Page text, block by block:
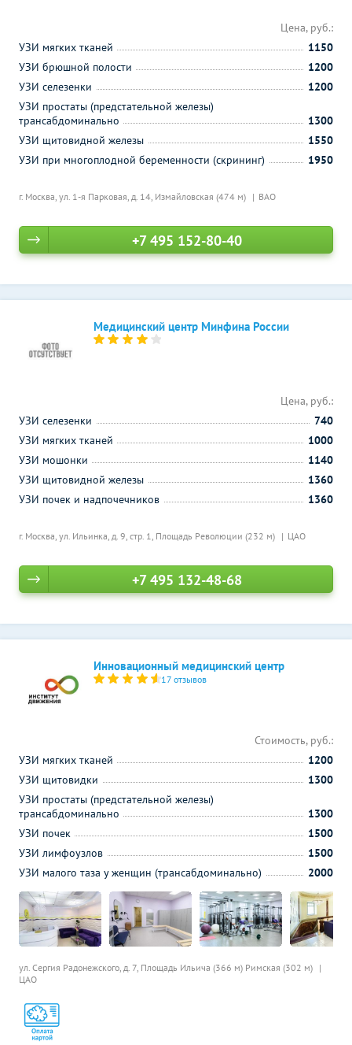
г. Москва, ул. 1-я Парковая, д. 14, Измайловская (474 м) ВАО
Цена, руб.:
УЗИ мягких тканей
1150
УЗИ брюшной полости
1200
УЗИ селезенки
1200
УЗИ простаты (предстательной железы)
трансабдоминально
1300
УЗИ щитовидной железы
1550
УЗИ при многоплодной беременности (скрининг)
1950
+7 495 152-80-40
Медицинский центр Минфина России
г. Москва, ул. Ильинка, д. 9, стр. 1, Площадь Революции (232 м) ЦАО
Цена, руб.:
УЗИ селезенки
740
УЗИ мягких тканей
1000
УЗИ мошонки
1140
УЗИ щитовидной железы
1360
УЗИ почек и надпочечников
1360
+7 495 132-48-68
Инновационный медицинский центр
17 отзывов
ул. Сергия Радонежского, д. 7, Площадь Ильича (366 м) Римская (302 м)
ЦАО
Стоимость, руб.:
УЗИ мягких тканей
1200
УЗИ щитовидки
1300
УЗИ простаты (предстательной железы)
трансабдоминально
1300
УЗИ почек
1500
УЗИ лимфоузлов
1500
УЗИ малого таза у женщин (трансабдоминально)
2000